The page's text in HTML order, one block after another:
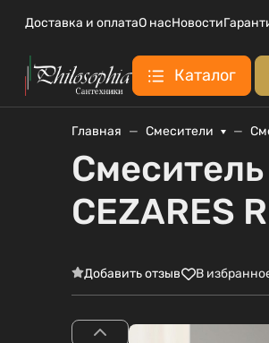
Доставка и оплатаО насНовости
Каталог
Главная Смесители
CEZARES
Добавить отзыв В